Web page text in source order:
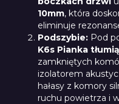
10mm, która
eliminuje
Podszybie: Pod
K6s Pianka
zamkniętych
izolatorem
hałasy z komory
ruchu powietrza i